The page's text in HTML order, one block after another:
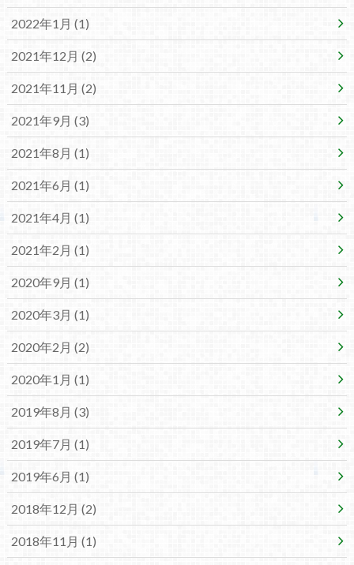
2022年1月 (1)
2021年12月 (2)
2021年11月 (2)
2021年9月 (3)
2021年8月 (1)
2021年6月 (1)
2021年4月 (1)
2021年2月 (1)
2020年9月 (1)
2020年3月 (1)
2020年2月 (2)
2020年1月 (1)
2019年8月 (3)
2019年7月 (1)
2019年6月 (1)
2018年12月 (2)
2018年11月 (1)